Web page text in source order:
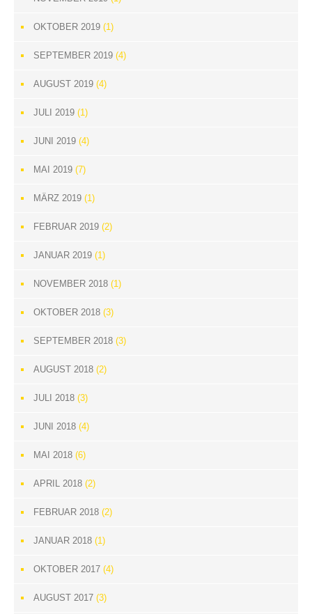
OKTOBER 2019 (1)
SEPTEMBER 2019 (4)
AUGUST 2019 (4)
JULI 2019 (1)
JUNI 2019 (4)
MAI 2019 (7)
MÄRZ 2019 (1)
FEBRUAR 2019 (2)
JANUAR 2019 (1)
NOVEMBER 2018 (1)
OKTOBER 2018 (3)
SEPTEMBER 2018 (3)
AUGUST 2018 (2)
JULI 2018 (3)
JUNI 2018 (4)
MAI 2018 (6)
APRIL 2018 (2)
FEBRUAR 2018 (2)
JANUAR 2018 (1)
OKTOBER 2017 (4)
AUGUST 2017 (3)